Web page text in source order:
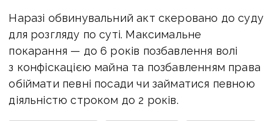
Наразі обвинувальний акт скеровано до суду
для розгляду по суті. Максимальне
покарання — до 6 років позбавлення волі
з конфіскацією майна та позбавленням права
обіймати певні посади чи займатися певною
діяльністю строком до 2 років.